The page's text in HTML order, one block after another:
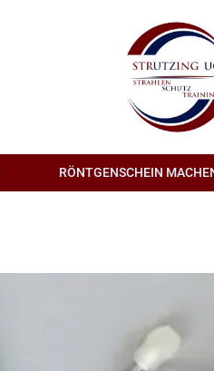
RÖNTGENSCHEIN